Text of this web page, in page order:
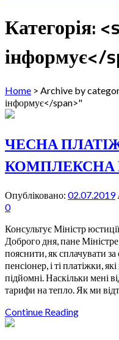
Категорія:
інформує</
Home > Archive by
інформує</span>"
ЧЕСНА
КОМПЛЕКСНА
Опубліковано: 02.07.2019
0
Консультує Міністр
Доброго дня, пане
пояснити, як сплачувати
пенсіонер, і ті платіжки,
підйомні. Наскільки мені
тарифи на тепло. Як ми
Continue Reading